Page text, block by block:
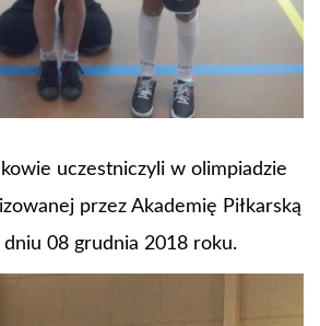
uczestniczyli w olimpiadzie
przez Akademię Piłkarską
dniu 08 grudnia 2018 roku.